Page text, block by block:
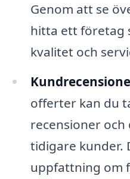
Genom att se
hitta ett företag
kvalitet och
offerter kan du
recensioner
tidigare kunder.
uppfattning om